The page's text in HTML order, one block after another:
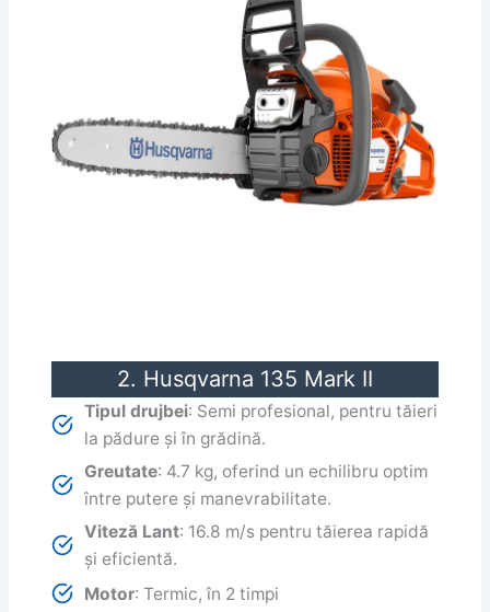
2. Husqvarna 135 Mark II
Tipul drujbei: Semi profesional, pentru tăieri
la pădure și în grădină.
Greutate: 4.7 kg, oferind un echilibru optim
între putere și manevrabilitate.
Viteză Lant: 16.8 m/s pentru tăierea rapidă
și eficientă.
Motor: Termic, în 2 timpi